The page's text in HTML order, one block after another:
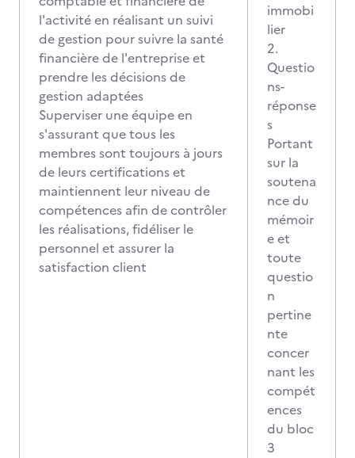
l'activité en réalisant un suivi
de gestion pour suivre la santé
financière de l'entreprise et
prendre les décisions de
gestion adaptées
Superviser une équipe en
s'assurant que tous les
membres sont toujours à jours
de leurs certifications et
maintiennent leur niveau de
compétences afin de contrôler
les réalisations, fidéliser le
personnel et assurer la
satisfaction client
immobi
lier
2.
Questio
ns-
réponse
s
Portant
sur la
soutena
nce du
mémoir
e et
toute
questio
n
pertine
nte
concer
nant les
compét
ences
du bloc
3